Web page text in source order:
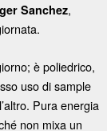
Sanchez,
è poliedrico,
uso di sample
Pura energia
non mixa un